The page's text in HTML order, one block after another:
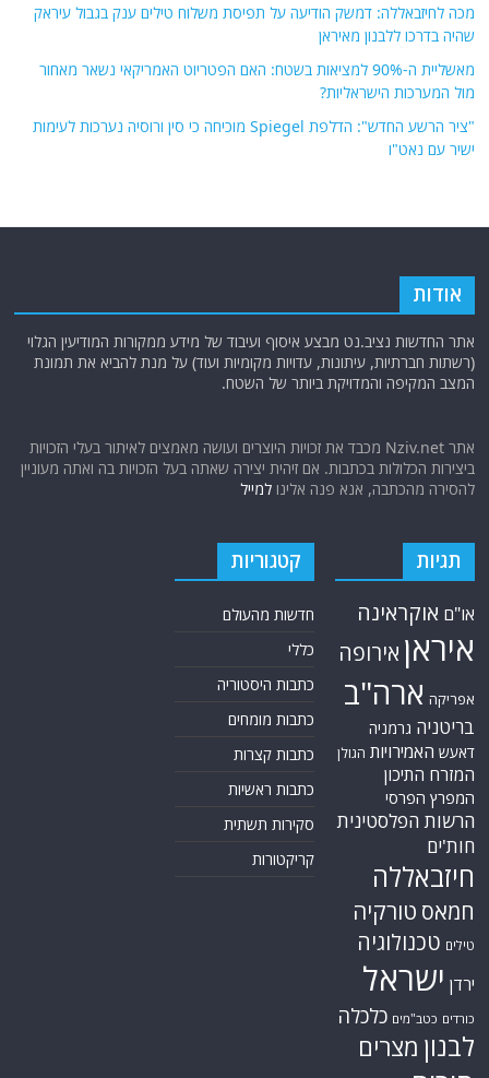
מכה לחיזבאללה: דמשק הודיעה על תפיסת משלוח טילים ענק בגבול עיראק
שהיה בדרכו ללבנון מאיראן
מאשליית ה-90% למציאות בשטח: האם הפטריוט האמריקאי נשאר מאחור
מול המערכות הישראליות?
"ציר הרשע החדש": הדלפת Spiegel מוכיחה כי סין ורוסיה נערכות לעימות
ישיר עם נאט"ו
אודות
אתר החדשות נציב.נט מבצע איסוף ועיבוד של מידע ממקורות המודיעין הגלוי
(רשתות חברתיות, עיתונות, עדויות מקומיות ועוד) על מנת להביא את תמונת
המצב המקיפה והמדויקת ביותר של השטח.
אתר Nziv.net מכבד את זכויות היוצרים ועושה מאמצים לאיתור בעלי הזכויות
ביצירות הכלולות בכתבות. אם זיהית יצירה שאתה בעל הזכויות בה ואתה מעוניין
להסירה מהכתבה, אנא פנה אלינולמייל
תגיות
או"ם אוקראינה
איראן אירופה
אפריקה ארה"ב
בריטניה גרמניה
דאעש האמירויות הגולן
המזרח התיכון
המפרץ הפרסי
הרשות הפלסטינית
חות'ים
חיזבאללה
חמאס טורקיה
טילים טכנולוגיה
ירדן ישראל
כורדים כטב"מים כלכלה
לבנון מצרים
קטגוריות
חדשות מהעולם
כללי
כתבות היסטוריה
כתבות מומחים
כתבות קצרות
כתבות ראשיות
סקירות תשתית
קריקטורות